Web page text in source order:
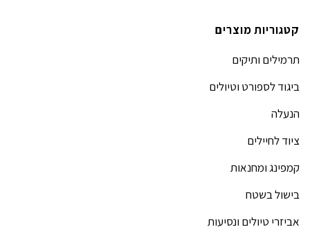
קטגוריות מוצרים
תרמילים ותיקים
ביגוד לספורט וטיולים
הנעלה
ציוד לחיילים
קמפינג ומחנאות
בישול בשטח
אביזרי טיולים ונסיעות